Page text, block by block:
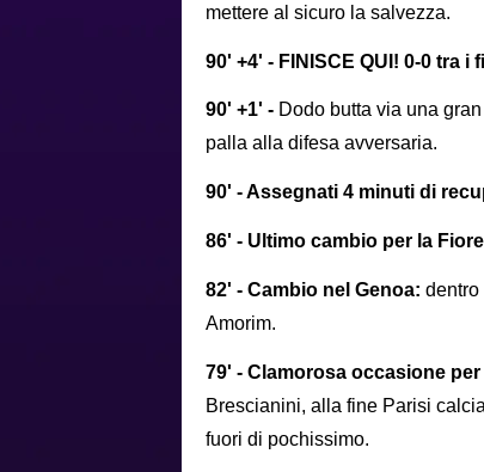
mettere al sicuro la salvezza.
90' +4' - FINISCE QUI! 0-0 tra
90' +1' - Dodo butta via una
palla alla difesa avversaria.
90' - Assegnati 4 minuti di
86' - Ultimo cambio per la
82' - Cambio nel Genoa: dentro
Amorim.
79' - Clamorosa occasione
Brescianini, alla fine Parisi
fuori di pochissimo.